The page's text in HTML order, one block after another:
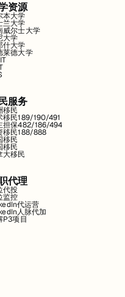
资源
本大学
兰大学
威尔士大学
大学
什大学
莱德大学
服务
移民
移民189/190/491
担保482/186/494
移民188/888
移民
移民
大移民
代理
代投
监控
代运营
人脉代加
P3项目